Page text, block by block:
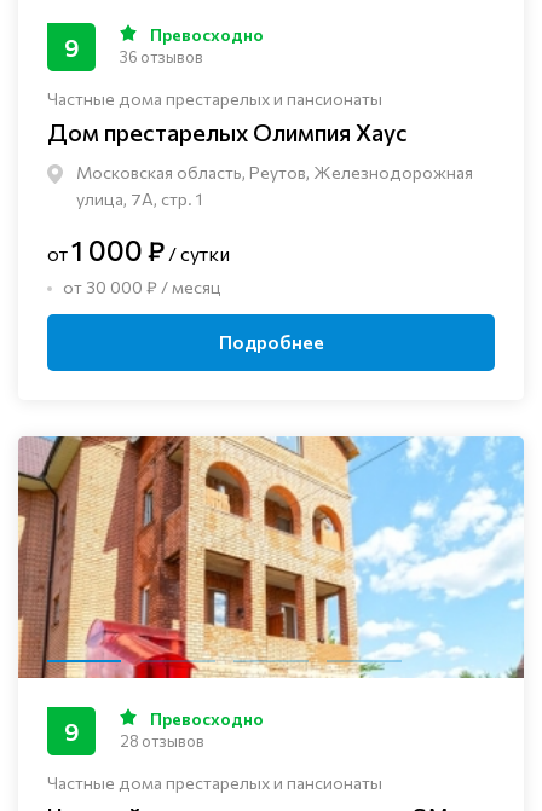
Частные дома престарелых и пансионаты
Дом престарелых Олимпия Хаус
Московская область, Реутов, Железнодорожная
улица, 7А, стр. 1
9 Превосходно
36 отзывов
от1 000 ₽ / сутки
от 30 000 ₽ / месяц
Подробнее
Частные дома престарелых и пансионаты
9 Превосходно
28 отзывов